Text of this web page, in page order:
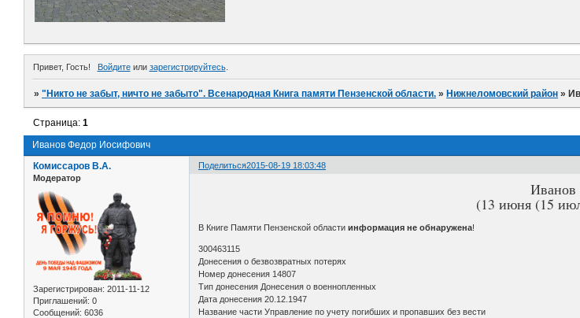
Привет, Гость! Войдитеили зарегистрируйтесь.
»"Никто не забыт, ничто не забыто". Всенародная Книга памяти Пензенской области. » Нижнеломовский район »
Иванов Федор Иосифович
Страница:1
Поделиться2015-08-19 18:03:48
Комиссаров В.А.
Модератор
Зарегистрирован: 2011-11-12
Приглашений: 0
Сообщений: 6036
(13 июня (15
В Книге Памяти Пензенской областиинформация не обнаружена!
300463115
Донесения о безвозвратных потерях
Номер донесения 14807
Тип донесения Донесения о военнопленных
Дата донесения 20.12.1947
Название части Управление по учету погибших и пропавших без вести